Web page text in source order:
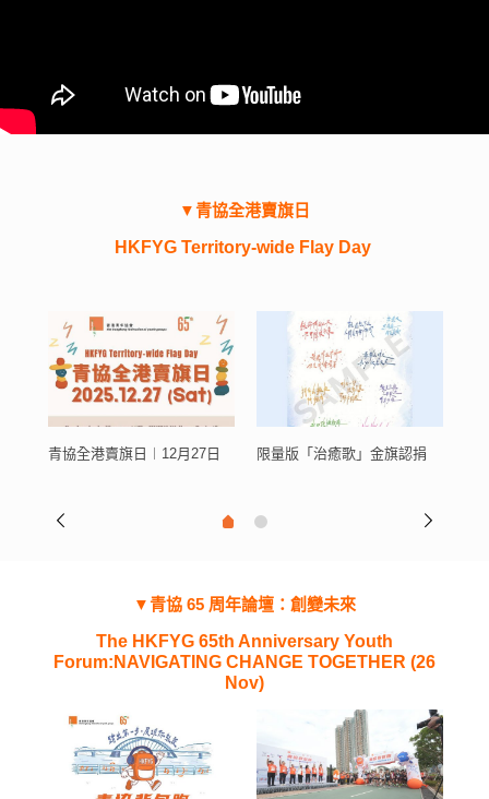
▼青協全港賣旗日
HKFYG Territory-wide Flay Day
青協全港賣旗日
青協全港賣旗日︱12月27日 限量版「治癒歌」金旗認捐
▼青協 65 周年論壇：創變未來
The HKFYG 65th Anniversary Youth
Forum:NAVIGATING CHANGE TOGETHER (26
Nov)
青協 65 周年論壇：創變未來